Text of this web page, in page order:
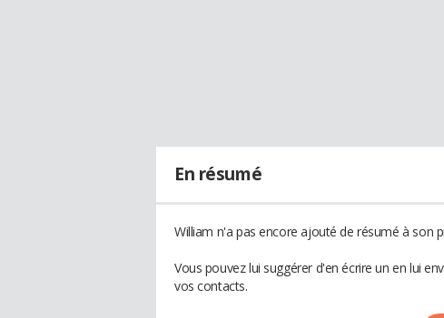
En résumé
William n'a pas encore ajouté de résumé à son
Vous pouvez lui suggérer d'en écrire un en lui
vos contacts.